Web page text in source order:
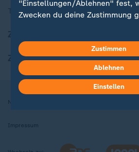
Themen im Überblick
ZDFheute Apps
Nutzungsbedingungen
Impressum
"Einstellungen/Ablehnen" fest,
Zwecken du deine Zustimmung
in deinen Einstellungen
Hier findest du das Impressum.
Weitere Informationen findest du
Datenschutzerklärung.
Zustimmen
Ablehnen
Einstellen